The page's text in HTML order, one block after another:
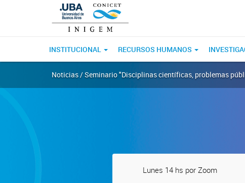
INSTITUCIONAL RECURSOS HUMANOS
Noticias / Seminario "Disciplinas científicas, problemas
Lunes 14 hs por Zoom